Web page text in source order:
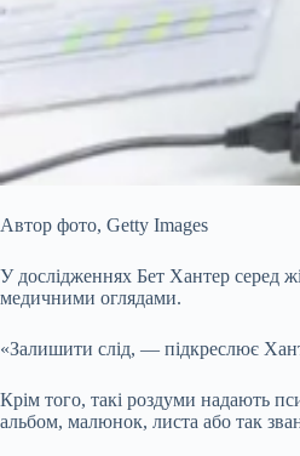
Автор фото, Getty Images
У дослідженнях Бет Хантер серед
медичними оглядами.
«Залишити слід, — підкреслює
Крім того, такі роздуми надають
альбом, малюнок, листа або так